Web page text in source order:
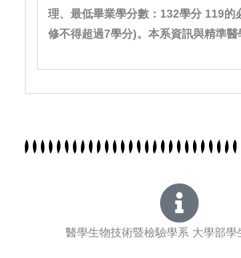
理、最低畢業學分數： 132學分 119的
修不得超過7學分)。本系資訊與精準
醫學生物技術暨檢驗學系 大學部學